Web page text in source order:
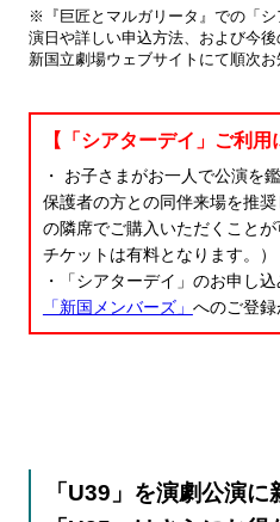
※『巨匠とマルガリータ』での「
演日や詳しい申込方法、および今後
新国立劇場ウェブサイトにて順次お
【「シアターデイ」ご利用
・ お子さまがお一人で公演を
保護者の方との同伴来場を推
の隣席でご購入いただくこと
チケットは有料となります。）
・「シアターデイ」のお申し
「新国メンバーズ」 へのご登録
「U39」を演劇公演に